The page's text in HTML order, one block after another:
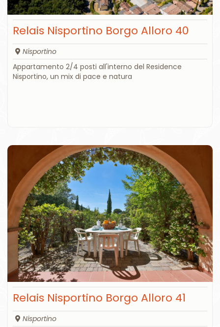
Relais Nisportino Borgo Alloro 40
Nisportino
Appartamento 2/4 posti all'interno del Residence
Nisportino, un mix di pace e natura
Relais Nisportino Borgo Alloro 41
Nisportino